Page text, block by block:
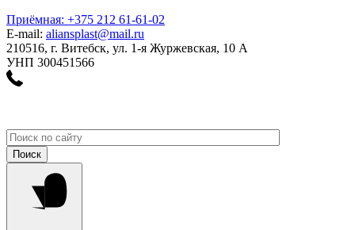
Приёмная: +375 212 61-61-02
E-mail: aliansplast@mail.ru
210516, г. Витебск, ул. 1-я Журжевская, 10 А
УНП 300451566